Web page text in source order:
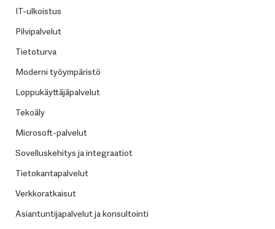
IT-ulkoistus
Pilvipalvelut
Tietoturva
Moderni työympäristö
Loppukäyttäjäpalvelut
Tekoäly
Microsoft-palvelut
Sovelluskehitys ja integraatiot
Tietokantapalvelut
Verkkoratkaisut
Asiantuntijapalvelut ja konsultointi